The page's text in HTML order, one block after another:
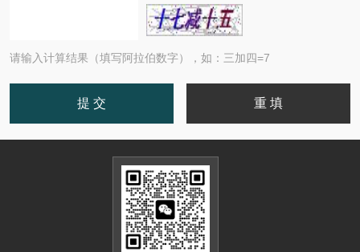
请输入计算结果（填写阿拉伯数字），如：三加四=7